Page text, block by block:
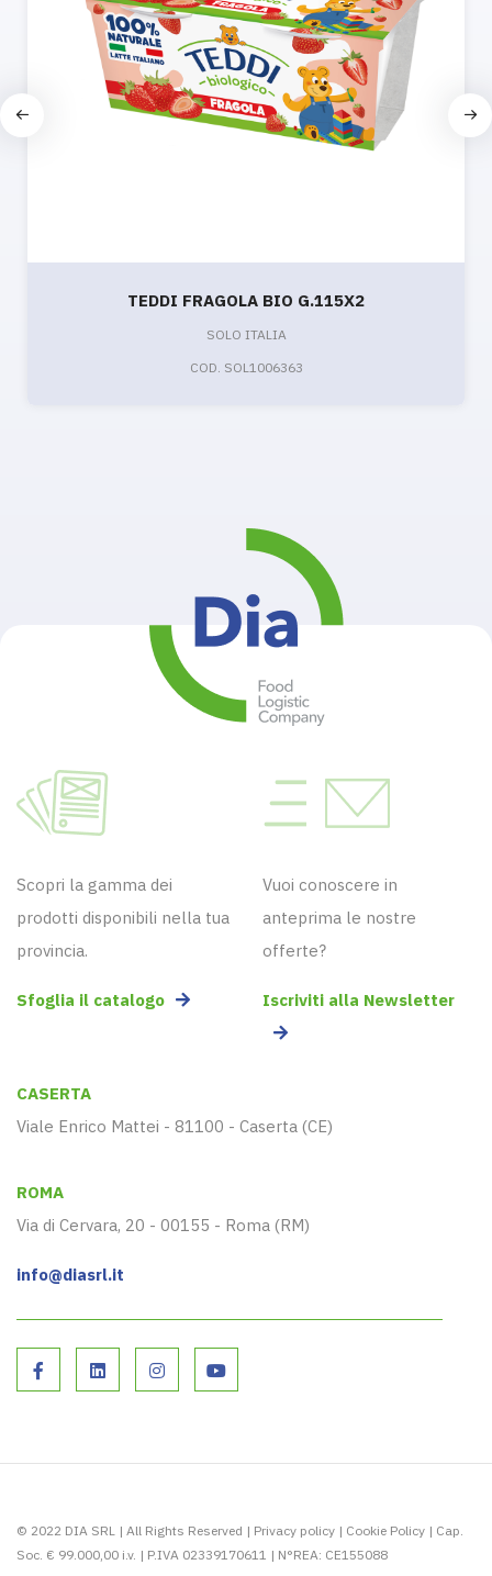
TEDDI FRAGOLA BIO G.115X2
SOLO ITALIA
COD. SOL1006363
Scopri la gamma dei
prodotti disponibili nella tua
provincia.
Sfoglia il catalogo
Vuoi conoscere in
anteprima le nostre
offerte?
Iscriviti alla Newsletter
CASERTA
Viale Enrico Mattei - 81100 - Caserta (CE)
ROMA
Via di Cervara, 20 - 00155 - Roma (RM)
info@diasrl.it
© 2022 DIA SRL | All Rights Reserved | Privacy policy | Cookie Policy | Cap.
Soc. € 99.000,00 i.v. | P.IVA 02339170611 | N°REA: CE155088